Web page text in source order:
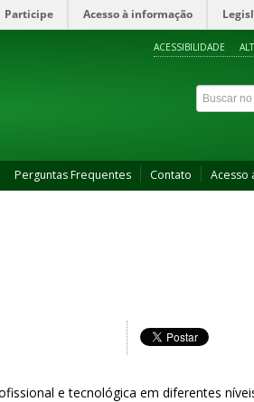
Participe Acesso à informação
ACESSIBILIDADE
Perguntas Frequentes Contato Acesso
e tecnológica em diferentes